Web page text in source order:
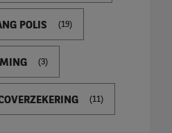
POLIS (19)
(3)
(11)